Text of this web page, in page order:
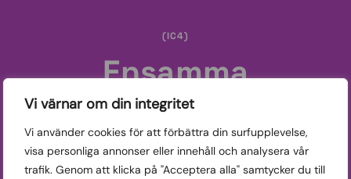
Vi värnar om din integritet
Vi använder cookies för att förbättra din surfupplevelse,
visa personliga annonser eller innehåll och analysera vår
trafik. Genom att klicka på "Acceptera alla" samtycker du till
(IC4)
Ensamma
tillsammans
Detta program är en del av Internationella
tävlingssektionen.